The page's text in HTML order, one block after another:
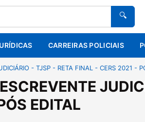
🔍
CARREIRAS POLICIAIS
- TJSP - RETA FINAL - CERS 2021 -
EDITAL